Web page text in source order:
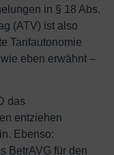
in § 18 Abs.
(ATV) ist also
Tarifautonomie
eben erwähnt –
das
entziehen
Ebenso:
BetrAVG für den